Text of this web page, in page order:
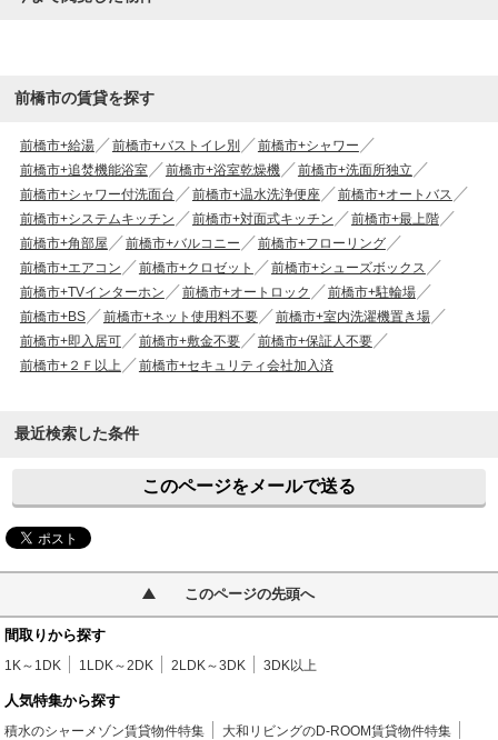
前橋市の賃貸を探す
前橋市+給湯 前橋市+バストイレ別
前橋市+シャワー
前橋市+追焚機能浴室
前橋市+浴室乾燥機
前橋市+洗面所独立
前橋市+シャワー付洗面台
前橋市+温水洗浄便座
前橋市+オートバス
前橋市+システムキッチン
前橋市+対面式キッチン
前橋市+最上階
前橋市+角部屋
前橋市+バルコニー
前橋市+フローリング
前橋市+エアコン
前橋市+クロゼット
前橋市+シューズボックス
前橋市+TVインターホン
前橋市+オートロック
前橋市+駐輪場
前橋市+BS
前橋市+ネット使用料不要
前橋市+室内洗濯機置き場
前橋市+即入居可
前橋市+敷金不要
前橋市+保証人不要
前橋市+２Ｆ以上
前橋市+セキュリティ会社加入済
最近検索した条件
このページをメールで送る
このページの先頭へ
間取りから探す
1K～1DK 1LDK～2DK 2LDK～3DK 3DK以上
人気特集から探す
積水のシャーメゾン賃貸物件特集
大和リビングのD-ROOM賃貸物件特集